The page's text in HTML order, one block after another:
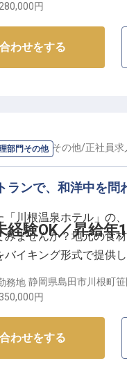
かれた川根温泉ホテル
と、安心して働ける
務に留まらず、レス
客様へのサービススキ
の運営全体を担うマ
、退職金制度やマイカ
成長をサポートし、
情報です
280,000円
わせをする
部門その他
験OK／昇給
の調理部門その他/正社員求
ランで、和洋中を問
川根温泉ホテル」の
ませんか？地元の食
バイキング形式で提供
方は歓迎です。調理
ているので、新生活
】
務地 静岡県島田市川根町笹
350,000円
わせをする